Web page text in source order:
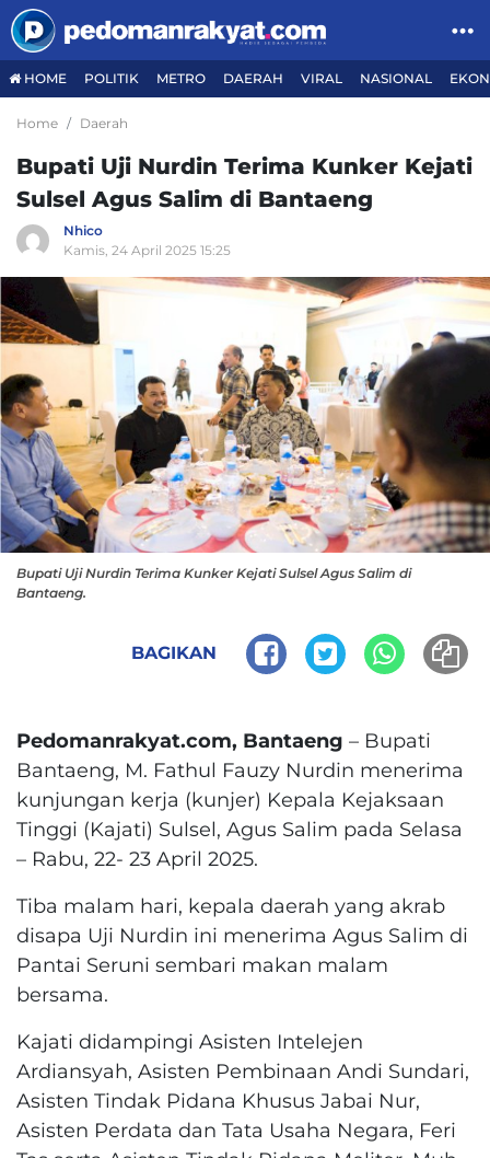
HOME POLITIK METRO DAERAH VIRAL NASIONAL
Home Daerah
Bupati Uji Nurdin Terima Kunker Kejati
Sulsel Agus Salim di Bantaeng
Nhico
Kamis, 24 April 2025 15:25
Bupati Uji Nurdin Terima Kunker Kejati Sulsel Agus Salim di
Bantaeng.
BAGIKAN
Pedomanrakyat.com, Bantaeng – Bupati
Bantaeng, M. Fathul Fauzy Nurdin menerima
kunjungan kerja (kunjer) Kepala Kejaksaan
Tinggi (Kajati) Sulsel, Agus Salim pada Selasa
– Rabu, 22- 23 April 2025.
Tiba malam hari, kepala daerah yang akrab
disapa Uji Nurdin ini menerima Agus Salim di
Pantai Seruni sembari makan malam
bersama.
Kajati didampingi Asisten Intelejen
Ardiansyah, Asisten Pembinaan Andi Sundari,
Asisten Tindak Pidana Khusus Jabai Nur,
Asisten Perdata dan Tata Usaha Negara, Feri